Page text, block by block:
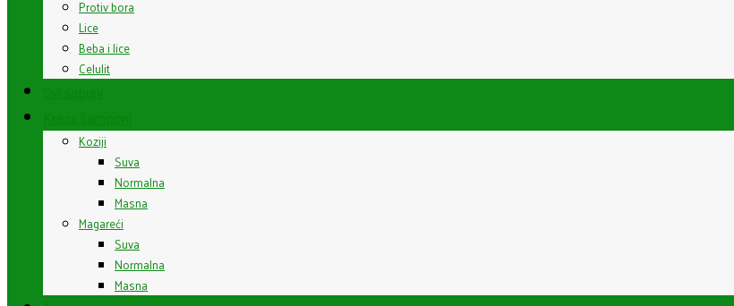
Protiv bora
Lice
Beba i lice
Celulit
Koziji
Suva
Normalna
Masna
Magareći
Suva
Normalna
Masna